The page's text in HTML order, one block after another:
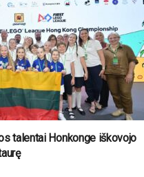
talentai Honkonge iškovojo